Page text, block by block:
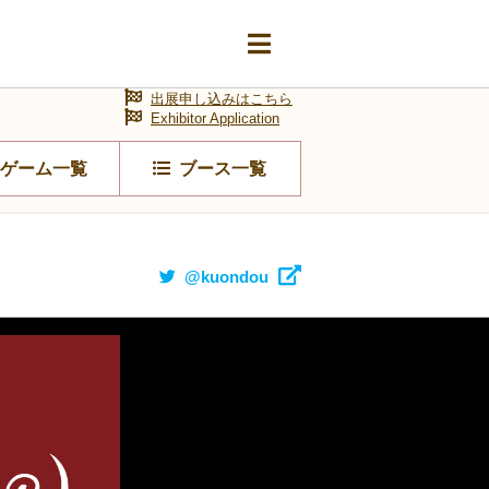
ゲーム一覧 ブース一覧
出展申し込みはこちら
Exhibitor Application
@kuondou